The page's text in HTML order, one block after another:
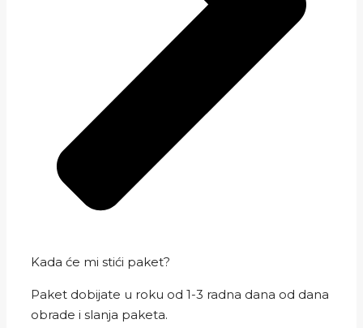
Kada će mi stići paket?
Paket dobijate u roku od 1-3 radna dana od dana
obrade i slanja paketa.